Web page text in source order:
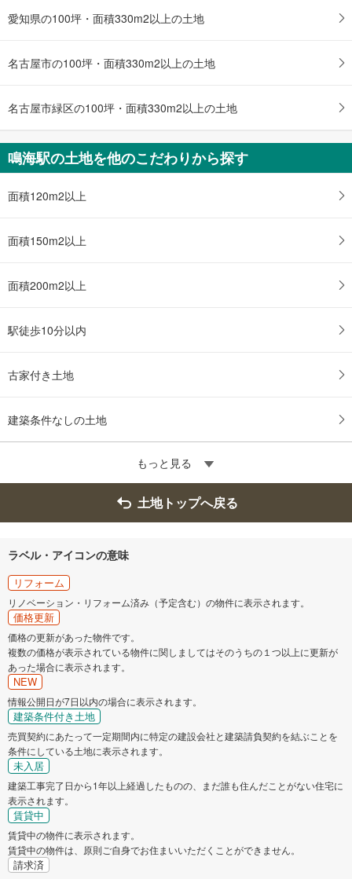
愛知県の100坪・面積330m2以上の土地
名古屋市の100坪・面積330m2以上の土地
名古屋市緑区の100坪・面積330m2以上の土地
鳴海駅の土地を他のこだわりから探す
面積120m2以上
面積150m2以上
面積200m2以上
駅徒歩10分以内
古家付き土地
建築条件なしの土地
もっと見る
土地トップへ戻る
ラベル・アイコンの意味
リフォーム
リノベーション・リフォーム済み（予定含む）の物件に表示されます。
価格更新
価格の更新があった物件です。
複数の価格が表示されている物件に関しましてはそのうちの１つ以上に更新が
あった場合に表示されます。
NEW
情報公開日が7日以内の場合に表示されます。
建築条件付き土地
売買契約にあたって一定期間内に特定の建設会社と建築請負契約を結ぶことを
条件にしている土地に表示されます。
未入居
建築工事完了日から1年以上経過したものの、まだ誰も住んだことがない住宅に
表示されます。
賃貸中
賃貸中の物件に表示されます。
賃貸中の物件は、原則ご自身でお住まいいただくことができません。
請求済